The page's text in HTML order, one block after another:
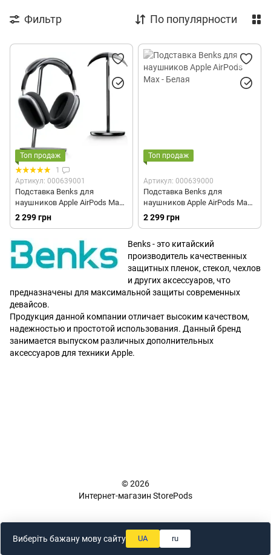
Фильтр По популярности
Топ продаж
1
Артикул: 000639001
Подставка Benks для
наушников Apple AirPods Max -
Черная
2 299 грн
Топ продаж
Артикул: 000639000
Подставка Benks для
наушников Apple AirPods Max -
Белая
2 299 грн
Benks - это китайский
производитель качественных
защитных пленок, стекол, чехлов
и других аксессуаров, что
предназначены для максимальной защиты современных
девайсов.
Продукция данной компании отличает высоким качеством,
надежностью и простотой использования. Данный бренд
занимается выпуском различных дополнительных
аксессуаров для техники Apple.
© 2026
Интернет-магазин StorePods
Виберіть бажану мову сайту UA ru